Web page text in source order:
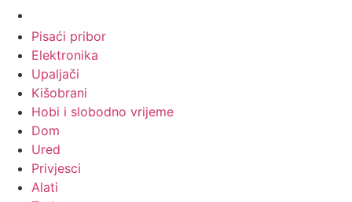
Pisaći pribor
Elektronika
Upaljači
Kišobrani
Hobi i slobodno vrijeme
Dom
Ured
Privjesci
Alati